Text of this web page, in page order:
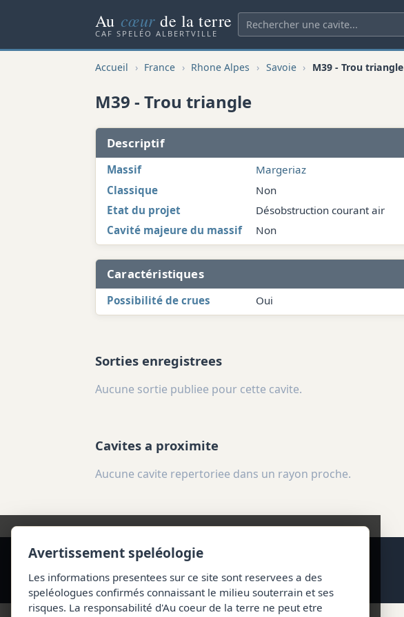
Au cœur de la terre
CAF SPELÉO ALBERTVILLE
Accueil › France › Rhone Alpes › Savoie › M39 - Trou triangle
M39 - Trou triangle
Descriptif
Massif
Margeriaz
Classique
Non
Etat du projet
Désobstruction courant air
Cavité majeure du massif
Non
Caractéristiques
Possibilité de crues Oui
Sorties enregistrees
Aucune sortie publiee pour cette cavite.
Cavites a proximite
Aucune cavite repertoriee dans un rayon proche.
Avertissement speléologie
Les informations presentees sur ce site sont reservees a des
speléologues confirmés connaissant le milieu souterrain et ses
risques. La responsabilité d'Au coeur de la terre ne peut etre